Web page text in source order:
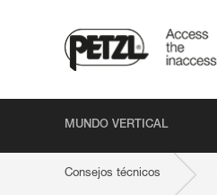
MUNDO VERTICAL
Consejos técnicos